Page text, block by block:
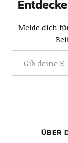
Melde dich
ÜBER